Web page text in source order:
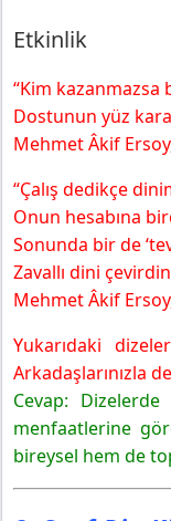
Etkinlik
“Kim kazanmazsa
Dostunun yüz
Mehmet Âkif
“Çalış dedikçe
Onun hesabına
Sonunda bir de
Zavallı dini
Mehmet Âkif
Yukarıdaki
Arkadaşlarınızla
Cevap:
menfaatlerine
bireysel hem de